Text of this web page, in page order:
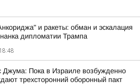
и ракеты: обман и эскалация
дипломатии Трампа
18:48
Джума: Пока в Израиле возбужденно
трехсторонний оборонный пакт